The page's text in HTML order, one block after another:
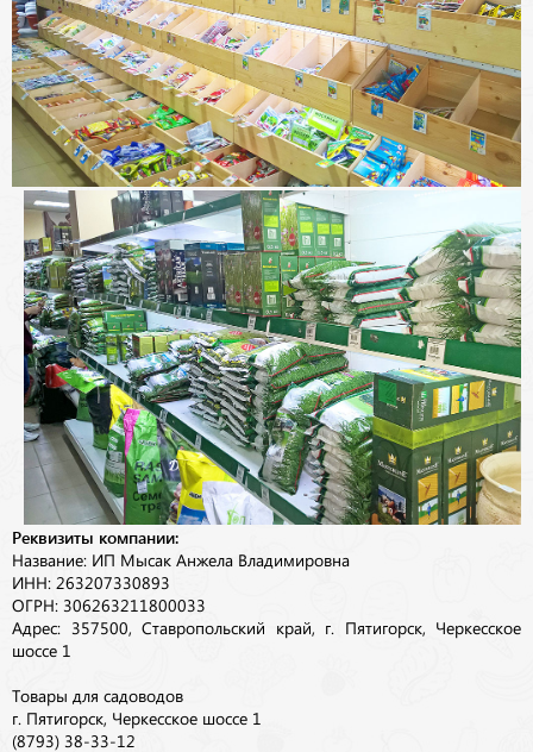
Реквизиты компании:
Название: ИП Мысак Анжела Владимировна
ИНН: 263207330893
ОГРН: 306263211800033
Адрес: 357500, Ставропольский край, г. Пятигорск, Черкесское
шоссе 1
Товары для садоводов
г. Пятигорск, Черкесское шоссе 1
(8793) 38-33-12